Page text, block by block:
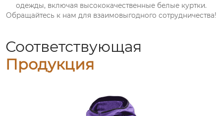
одежды, включая высококачественные белые куртки.
Обращайтесь к нам для взаимовыгодного сотрудничества!
Соответствующая
Продукция